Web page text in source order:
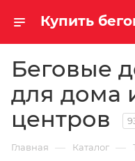
Беговые
для дома
центров
Главная — Каталог —